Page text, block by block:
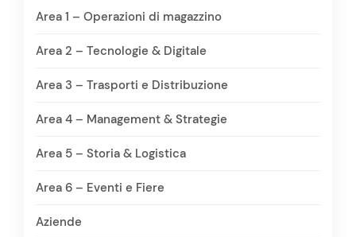
Area 1 – Operazioni di magazzino
Area 2 – Tecnologie & Digitale
Area 3 – Trasporti e Distribuzione
Area 4 – Management & Strategie
Area 5 – Storia & Logistica
Area 6 – Eventi e Fiere
Aziende